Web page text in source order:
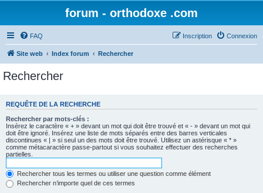
forum - orthodoxe .com
FAQ Connexion
Inscription
Site web Index forum Rechercher
Rechercher
REQUÊTE DE LA RECHERCHE
Rechercher par mots-clés :
Insérez le caractère « + » devant un mot qui doit être trouvé et « - » devant un mot qui
doit être ignoré. Insérez une liste de mots séparés entre des barres verticales
discontinues « | » si seul un des mots doit être trouvé. Utilisez un astérisque « * »
comme métacaractère passe-partout si vous souhaitez effectuer des recherches
partielles.
Rechercher tous les termes ou utiliser une question comme élément
Rechercher n’importe quel de ces termes